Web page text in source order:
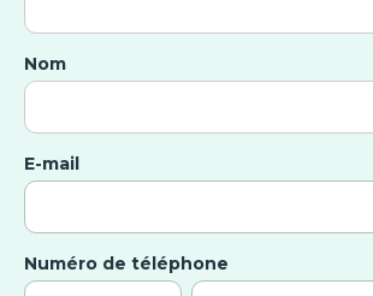
Nom
E-mail
Numéro de téléphone